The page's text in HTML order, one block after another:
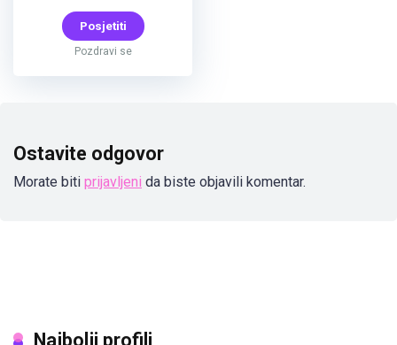
Posjetiti
Pozdravi se
Ostavite odgovor
Morate biti prijavljeni da biste objavili komentar.
Najbolji profili